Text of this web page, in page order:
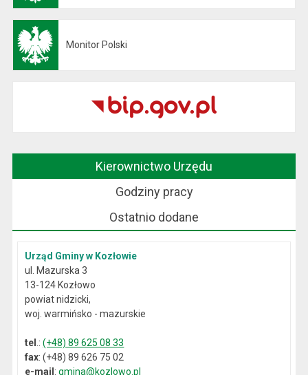
Monitor Polski
Kierownictwo Urzędu
Godziny pracy
Ostatnio dodane
Urząd Gminy w Kozłowie
ul. Mazurska 3
13-124 Kozłowo
powiat nidzicki,
woj. warmińsko - mazurskie
tel .:(+48) 89 625 08 33
fax: (+48) 89 626 75 02
e-mail:gmina@kozlowo.pl